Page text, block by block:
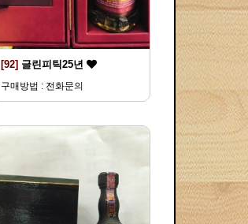
[92]글린피틱25년
구매방법 : 전화문의